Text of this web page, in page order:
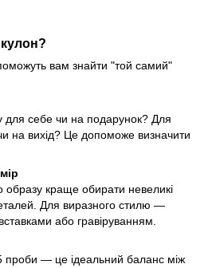
вам знайти "той самий"
для себе чи на подарунок? Для
на вихід? Це допоможе визначити
образу краще обирати невеликі
Для виразного стилю —
або гравіруванням.
проби — це ідеальний баланс між